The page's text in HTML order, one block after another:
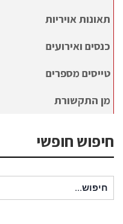
תאונות אויריות
כנסים ואירועים
טייסים מספרים
מן התקשורת
חיפוש חופשי